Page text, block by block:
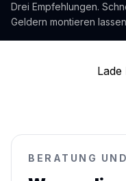
Drei Empfehlungen.
Geldern montieren
Lade
BERATUNG